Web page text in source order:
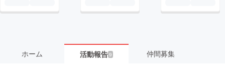
ホーム 活動報告9 仲間募集